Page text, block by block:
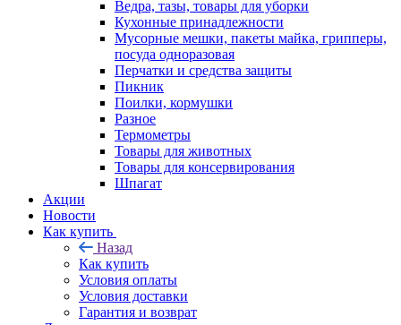
Ведра, тазы, товары для уборки
Кухонные принадлежности
Мусорные мешки, пакеты майка, грипперы,
посуда одноразовая
Перчатки и средства защиты
Пикник
Поилки, кормушки
Разное
Термометры
Товары для животных
Товары для консервирования
Шпагат
Акции
Новости
Как купить
Назад
Как купить
Условия оплаты
Условия доставки
Гарантия и возврат